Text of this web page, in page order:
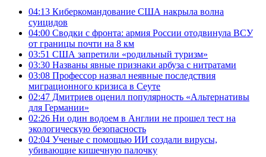
04:13 Киберкомандование США накрыла волна
суицидов
04:00 Сводки с фронта: армия России отодвинула ВСУ
от границы почти на 8 км
03:51 США запретили «родильный туризм»
03:30 Названы явные признаки арбуза с нитратами
03:08 Профессор назвал неявные последствия
миграционного кризиса в Сеуте
02:47 Дмитриев оценил популярность «Альтернативы
для Германии»
02:26 Ни один водоем в Англии не прошел тест на
экологическую безопасность
02:04 Ученые с помощью ИИ создали вирусы,
убивающие кишечную палочку